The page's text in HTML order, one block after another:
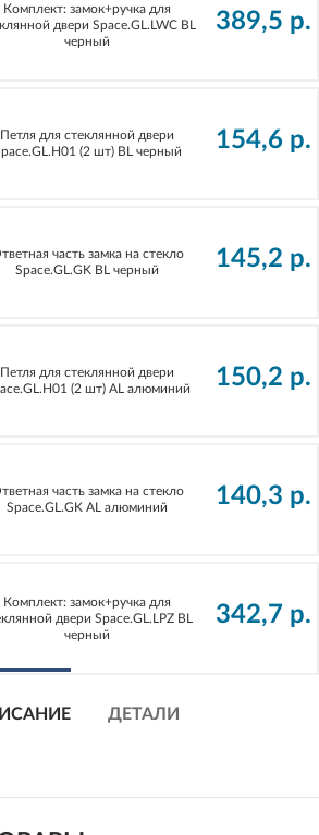
Комплект: замок+ручка для
двери Space.GL.LWC BL
черный
389,5 р.
Петля для стеклянной двери
(2 шт) BL черный
154,6 р.
часть замка на стекло
Space.GL.GK BL черный
145,2 р.
Петля для стеклянной двери
(2 шт) AL алюминий
150,2 р.
часть замка на стекло
Space.GL.GK AL алюминий
140,3 р.
Комплект: замок+ручка для
двери Space.GL.LPZ BL
черный
342,7 р.
ДЕТАЛИ